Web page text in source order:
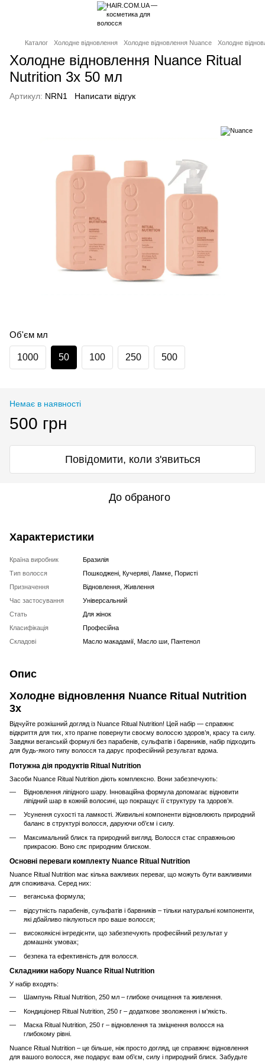
Каталог Холодне відновлення Холодне відновлення Nuance Холодне
Холодне відновлення Nuance Ritual
Nutrition 3x 50 мл
Артикул: NRN1 Написати відгук
Об'єм мл
1000 50 100 250 500
Немає в наявності
500 грн
Повідомити, коли з'явиться
До обраного
Характеристики
Країна виробник
Бразилія
Тип волосся
Пошкоджені, Кучеряві, Ламке, Пористі
Призначення
Відновлення, Живлення
Час застосування
Універсальний
Стать
Для жінок
Класифікація
Професійна
Складові
Масло макадамії, Масло ши, Пантенол
Опис
Холодне відновлення Nuance Ritual Nutrition
3x
Відчуйте розкішний догляд із Nuance Ritual Nutrition! Цей набір — справжнє
відкриття для тих, хто прагне повернути своєму волоссю здоров’я, красу та силу.
Завдяки веганській формулі без парабенів, сульфатів і барвників, набір підходить
для будь-якого типу волосся та дарує професійний результат вдома.
Потужна дія продуктів Ritual Nutrition
Засоби Nuance Ritual Nutrition діють комплексно. Вони забезпечують:
Відновлення ліпідного шару. Інноваційна формула допомагає відновити
ліпідний шар в кожній волосині, що покращує її структуру та здоров’я.
Усунення сухості та ламкості. Живильні компоненти відновлюють природний
баланс в структурі волосся, даруючи об’єм і силу.
Максимальний блиск та природний вигляд. Волосся стає справжньою
прикрасою. Воно сяє природним блиском.
Основні переваги комплекту Nuance Ritual Nutrition
Nuance Ritual Nutrition має кілька важливих переваг, що можуть бути важливими
для споживача. Серед них:
веганська формула;
відсутність парабенів, сульфатів і барвників – тільки натуральні компоненти,
які дбайливо піклуються про ваше волосся;
високоякісні інгредієнти, що забезпечують професійний результат у
домашніх умовах;
безпека та ефективність для волосся.
Складники набору Nuance Ritual Nutrition
У набір входять:
Шампунь Ritual Nutrition, 250 мл – глибоке очищення та живлення.
Кондиціонер Ritual Nutrition, 250 г – додаткове зволоження і м'якість.
Маска Ritual Nutrition, 250 г – відновлення та зміцнення волосся на
глибокому рівні.
Nuance Ritual Nutrition – це більше, ніж просто догляд, це справжнє відновлення
для вашого волосся, яке подарує вам об’єм, силу і природний блиск. Забудьте